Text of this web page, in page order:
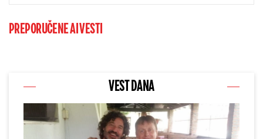
PREPORUČENE AI VESTI
VEST DANA